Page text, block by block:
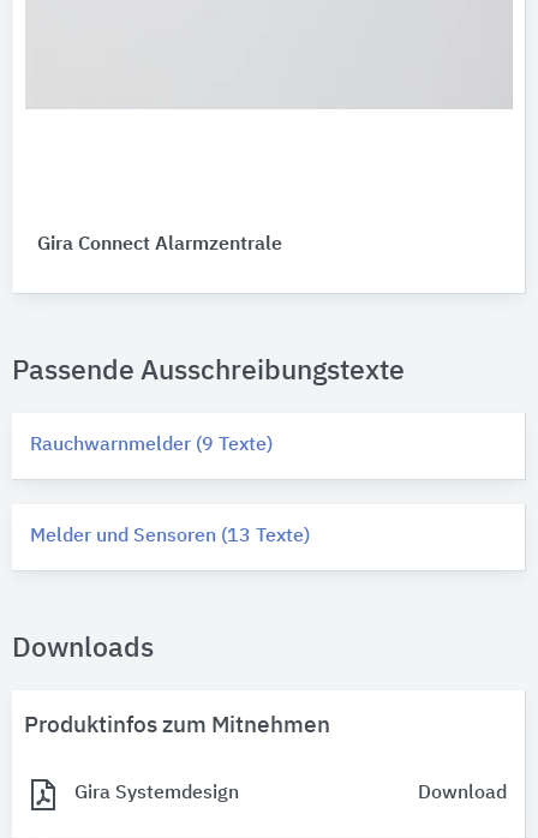
Gira Connect Alarmzentrale
Passende Ausschreibungstexte
Rauchwarnmelder (9 Texte)
Melder und Sensoren (13 Texte)
Downloads
Produktinfos zum Mitnehmen
Gira Systemdesign Download